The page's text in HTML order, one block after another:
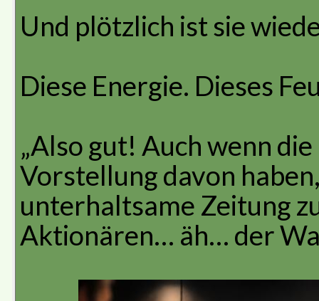
Und plötzlich ist sie
Diese Energie. Dieses
„Also gut! Auch wenn
Vorstellung davon
unterhaltsame Zeitung
Aktionären… äh… der